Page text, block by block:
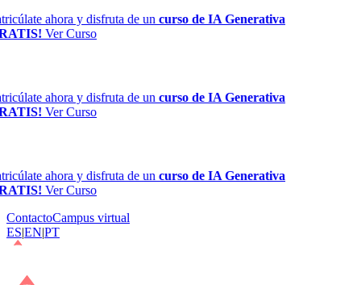
ahora y disfruta de uncurso de IA Generativa
Ver Curso
ahora y disfruta de uncurso de IA Generativa
Ver Curso
ahora y disfruta de uncurso de IA Generativa
Ver Curso
ContactoCampus virtual
ES|EN|PT